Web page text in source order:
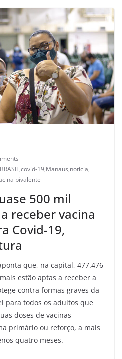
BRASIL,covid-19,Manaus,noticia,
bivalente
500 mil
receber vacina
Covid-19,
que, na capital, 477.476
estão aptas a receber a
contra formas graves da
para todos os adultos que
doses de vacinas
primário ou reforço, a mais
quatro meses.